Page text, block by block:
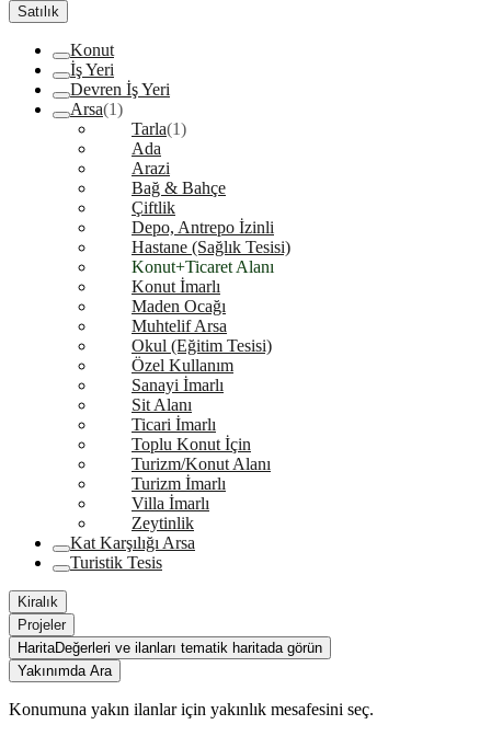
Satılık
Konut
İş Yeri
Devren İş Yeri
Arsa(1)
Tarla(1)
Ada
Arazi
Bağ & Bahçe
Çiftlik
Depo, Antrepo İzinli
Hastane (Sağlık Tesisi)
Konut+Ticaret Alanı
Konut İmarlı
Maden Ocağı
Muhtelif Arsa
Okul (Eğitim Tesisi)
Özel Kullanım
Sanayi İmarlı
Sit Alanı
Ticari İmarlı
Toplu Konut İçin
Turizm/Konut Alanı
Turizm İmarlı
Villa İmarlı
Zeytinlik
Kat Karşılığı Arsa
Turistik Tesis
Kiralık
Projeler
HaritaDeğerleri ve ilanları tematik haritada görün
Yakınımda Ara
Konumuna yakın ilanlar için yakınlık mesafesini seç.